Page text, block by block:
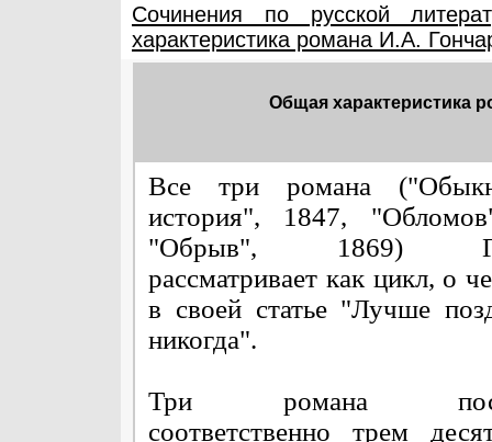
Сочинения по русской
характеристика романа И.А.
Общая характеристика
Все три романа
история", 1847,
"Обрыв", 1869)
рассматривает как цикл, о
в своей статье "Лучше
никогда".
Три романа
соответственно трем